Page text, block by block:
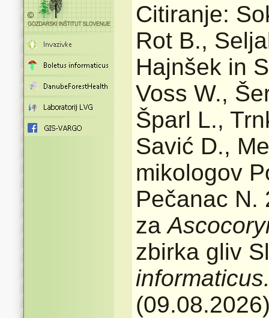
Citiranje:
Rot B.,
Hajnšek in
Voss W.,
Šparl L.,
Savić D.,
mikologov
Pečanac N.
za
zbirka gliv